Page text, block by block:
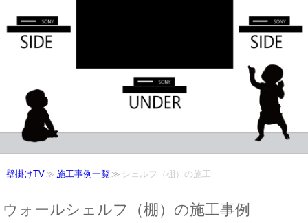
壁掛けTV 施工事例一覧 シェルフ（棚）の施工
ウォールシェルフ（棚）の施工事例